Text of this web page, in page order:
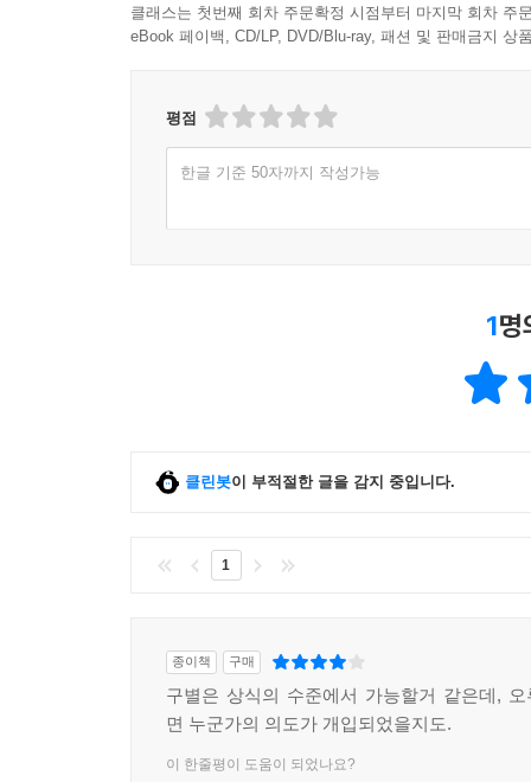
클래스는 첫번째 회차 주문확정 시점부터 마지막 회차 주
eBook 페이백, CD/LP, DVD/Blu-ray, 패션 및 판매금지 상
평점
한글 기준 50자까지 작성가능
1명
클린봇이 부적절한 글을 감지 중입니다.
1
종이책 구매
구별은 상식의 수준에서 가능할거 같은데,
면 누군가의 의도가 개입되었을지도.
이 한줄평이 도움이 되었나요?